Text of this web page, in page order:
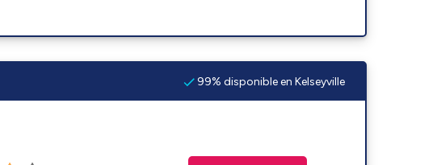
99% disponible en Kelseyville